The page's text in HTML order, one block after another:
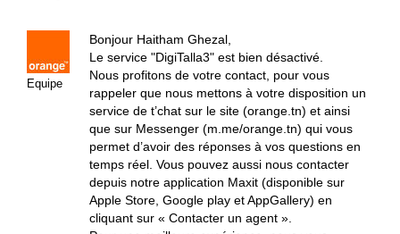
Equipe
Bonjour Haitham Ghezal,
Le service "DigiTalla3" est bien désactivé.
Nous profitons de votre contact, pour vous
rappeler que nous mettons à votre disposition un
service de t’chat sur le site (orange.tn) et ainsi
que sur Messenger (m.me/orange.tn) qui vous
permet d’avoir des réponses à vos questions en
temps réel. Vous pouvez aussi nous contacter
depuis notre application Maxit (disponible sur
Apple Store, Google play et AppGallery) en
cliquant sur « Contacter un agent ».